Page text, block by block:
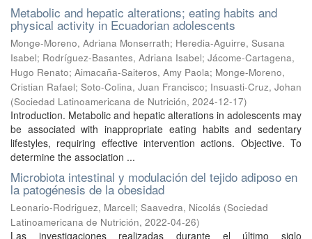
Metabolic and hepatic alterations; eating habits and
physical activity in Ecuadorian adolescents
Monge-Moreno, Adriana Monserrath; Heredia-Aguirre, Susana
Isabel; Rodríguez-Basantes, Adriana Isabel; Jácome-Cartagena,
Hugo Renato; Aimacaña-Saiteros, Amy Paola; Monge-Moreno,
Cristian Rafael; Soto-Colina, Juan Francisco; Insuasti-Cruz, Johan
(Sociedad Latinoamericana de Nutrición, 2024-12-17)
Introduction. Metabolic and hepatic alterations in adolescents may
be associated with inappropriate eating habits and sedentary
lifestyles, requiring effective intervention actions. Objective. To
determine the association ...
Microbiota intestinal y modulación del tejido adiposo en
la patogénesis de la obesidad
Leonario-Rodriguez, Marcell; Saavedra, Nicolás (Sociedad
Latinoamericana de Nutrición, 2022-04-26)
Las investigaciones realizadas durante el último siglo